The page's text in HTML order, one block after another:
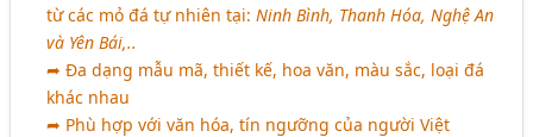
từ các mỏ đá tự nhiên tại:Ninh Bình, Thanh Hóa, Nghệ An
và Yên Bái,..
➦ Đa dạng mẫu mã, thiết kế, hoa văn, màu sắc, loại đá
khác nhau
➦ Phù hợp với văn hóa, tín ngưỡng của người Việt